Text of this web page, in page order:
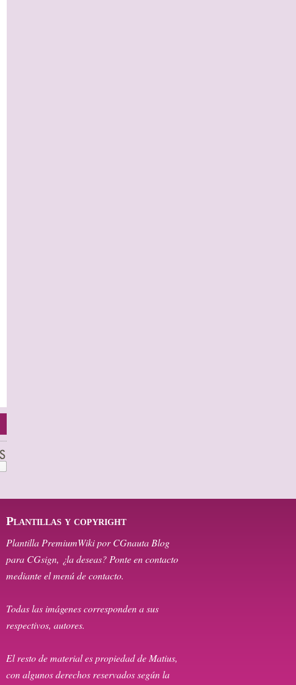
Plantillas y copyright
Plantilla PremiumWiki por CGnauta Blog
para CGsign, ¿la deseas? Ponte en contacto
mediante el menú de contacto.
Todas las imágenes corresponden a sus
respectivos, autores.
El resto de material es propiedad de Matius,
con algunos derechos reservados según la